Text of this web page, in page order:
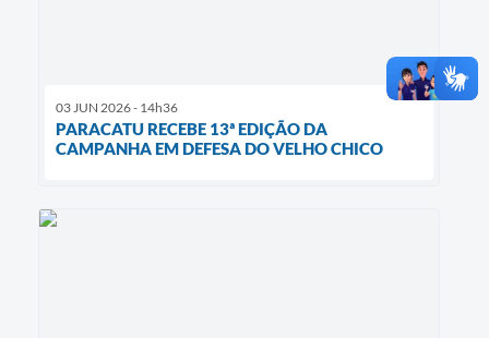
03 JUN 2026 - 14h36
PARACATU RECEBE 13ª EDIÇÃO DA
CAMPANHA EM DEFESA DO VELHO CHICO